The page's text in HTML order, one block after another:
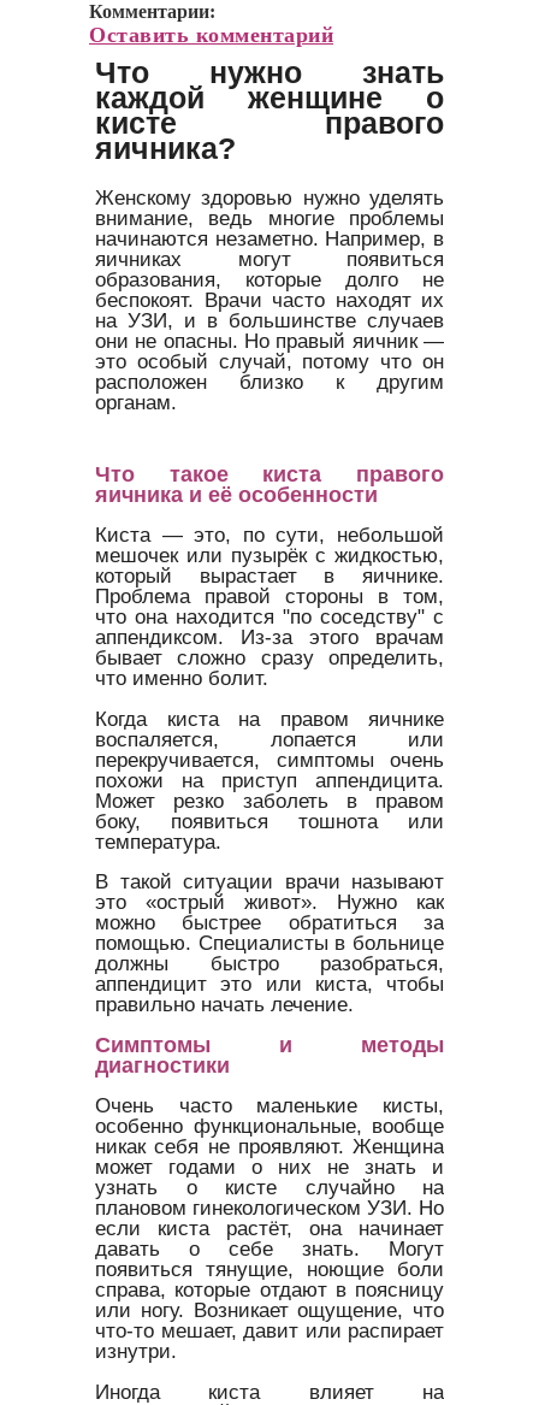
Комментарии:
Оставить комментарий
Что нужно знать
каждой женщине о
кисте правого
яичника?
Женскому здоровью нужно уделять
внимание, ведь многие проблемы
начинаются незаметно. Например, в
яичниках могут появиться
образования, которые долго не
беспокоят. Врачи часто находят их
на УЗИ, и в большинстве случаев
они не опасны. Но правый яичник —
это особый случай, потому что он
расположен близко к другим
органам.
Что такое киста правого
яичника и её особенности
Киста — это, по сути, небольшой
мешочек или пузырёк с жидкостью,
который вырастает в яичнике.
Проблема правой стороны в том,
что она находится "по соседству" с
аппендиксом. Из-за этого врачам
бывает сложно сразу определить,
что именно болит.
Когда киста на правом яичнике
воспаляется, лопается или
перекручивается, симптомы очень
похожи на приступ аппендицита.
Может резко заболеть в правом
боку, появиться тошнота или
температура.
В такой ситуации врачи называют
это «острый живот». Нужно как
можно быстрее обратиться за
помощью. Специалисты в больнице
должны быстро разобраться,
аппендицит это или киста, чтобы
правильно начать лечение.
Симптомы и методы
диагностики
Очень часто маленькие кисты,
особенно функциональные, вообще
никак себя не проявляют. Женщина
может годами о них не знать и
узнать о кисте случайно на
плановом гинекологическом УЗИ. Но
если киста растёт, она начинает
давать о себе знать. Могут
появиться тянущие, ноющие боли
справа, которые отдают в поясницу
или ногу. Возникает ощущение, что
что-то мешает, давит или распирает
изнутри.
Иногда киста влияет на